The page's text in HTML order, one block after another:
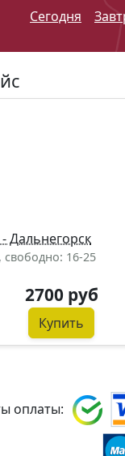
Сегодня
Дальнегорск
свободно: 16-25
2700 руб
Купить
оплаты: